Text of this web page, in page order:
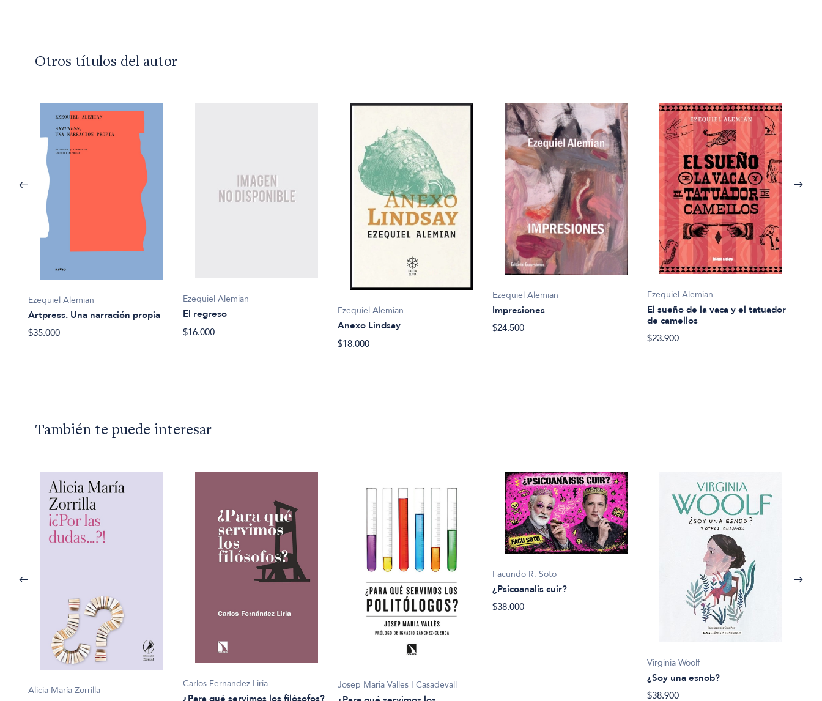
Otros títulos del autor
Ezequiel Alemian
Artpress. Una narración propia
$35.000
Ezequiel Alemian
El regreso
$16.000
Ezequiel Alemian
Anexo Lindsay
$18.000
Ezequiel Alemian
Impresiones
$24.500
Ezequiel Alemian
El sueño de la vaca y el tatuador
de camellos
$23.900
También te puede interesar
Alicia María Zorrilla
Carlos Fernandez Liria
¿Para qué servimos los filósofos?
Josep Maria Valles I Casadevall
Facundo R. Soto
¿Psicoanalis cuir?
$38.000
Virginia Woolf
¿Soy una esnob?
$38.900